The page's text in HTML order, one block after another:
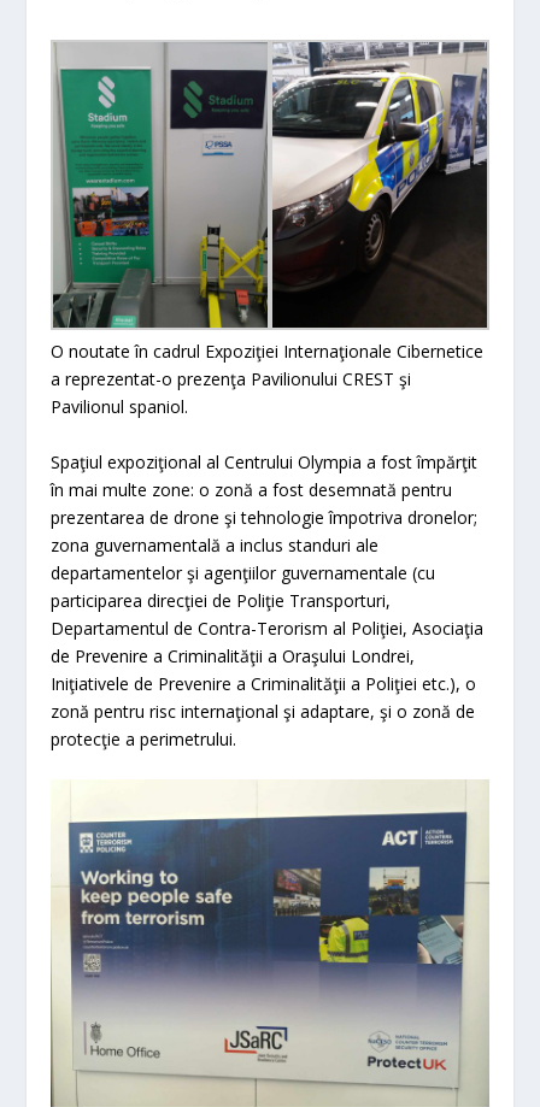
O noutate în cadrul Expoziţiei Internaţionale Cibernetice
a reprezentat-o prezenţa Pavilionului CREST şi
Pavilionul spaniol.
Spaţiul expoziţional al Centrului Olympia a fost împărţit
în mai multe zone: o zonă a fost desemnată pentru
prezentarea de drone şi tehnologie împotriva dronelor;
zona guvernamentală a inclus standuri ale
departamentelor şi agenţiilor guvernamentale (cu
participarea direcţiei de Poliţie Transporturi,
Departamentul de Contra-Terorism al Poliţiei, Asociaţia
de Prevenire a Criminalităţii a Oraşului Londrei,
Iniţiativele de Prevenire a Criminalităţii a Poliţiei etc.), o
zonă pentru risc internaţional şi adaptare, şi o zonă de
protecţie a perimetrului.